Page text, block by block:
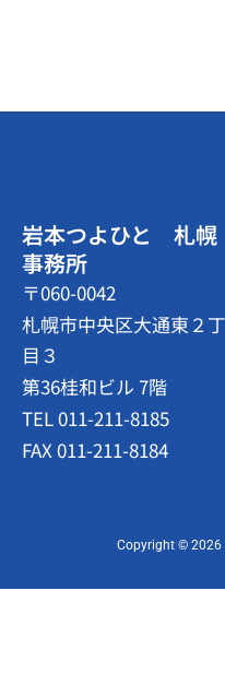
岩本つよひと 札幌
事務所
〒060-0042
札幌市中央区大通東２丁
目３
第36桂和ビル 7階
TEL 011-211-8185
FAX 011-211-8184
Copyright © 2026